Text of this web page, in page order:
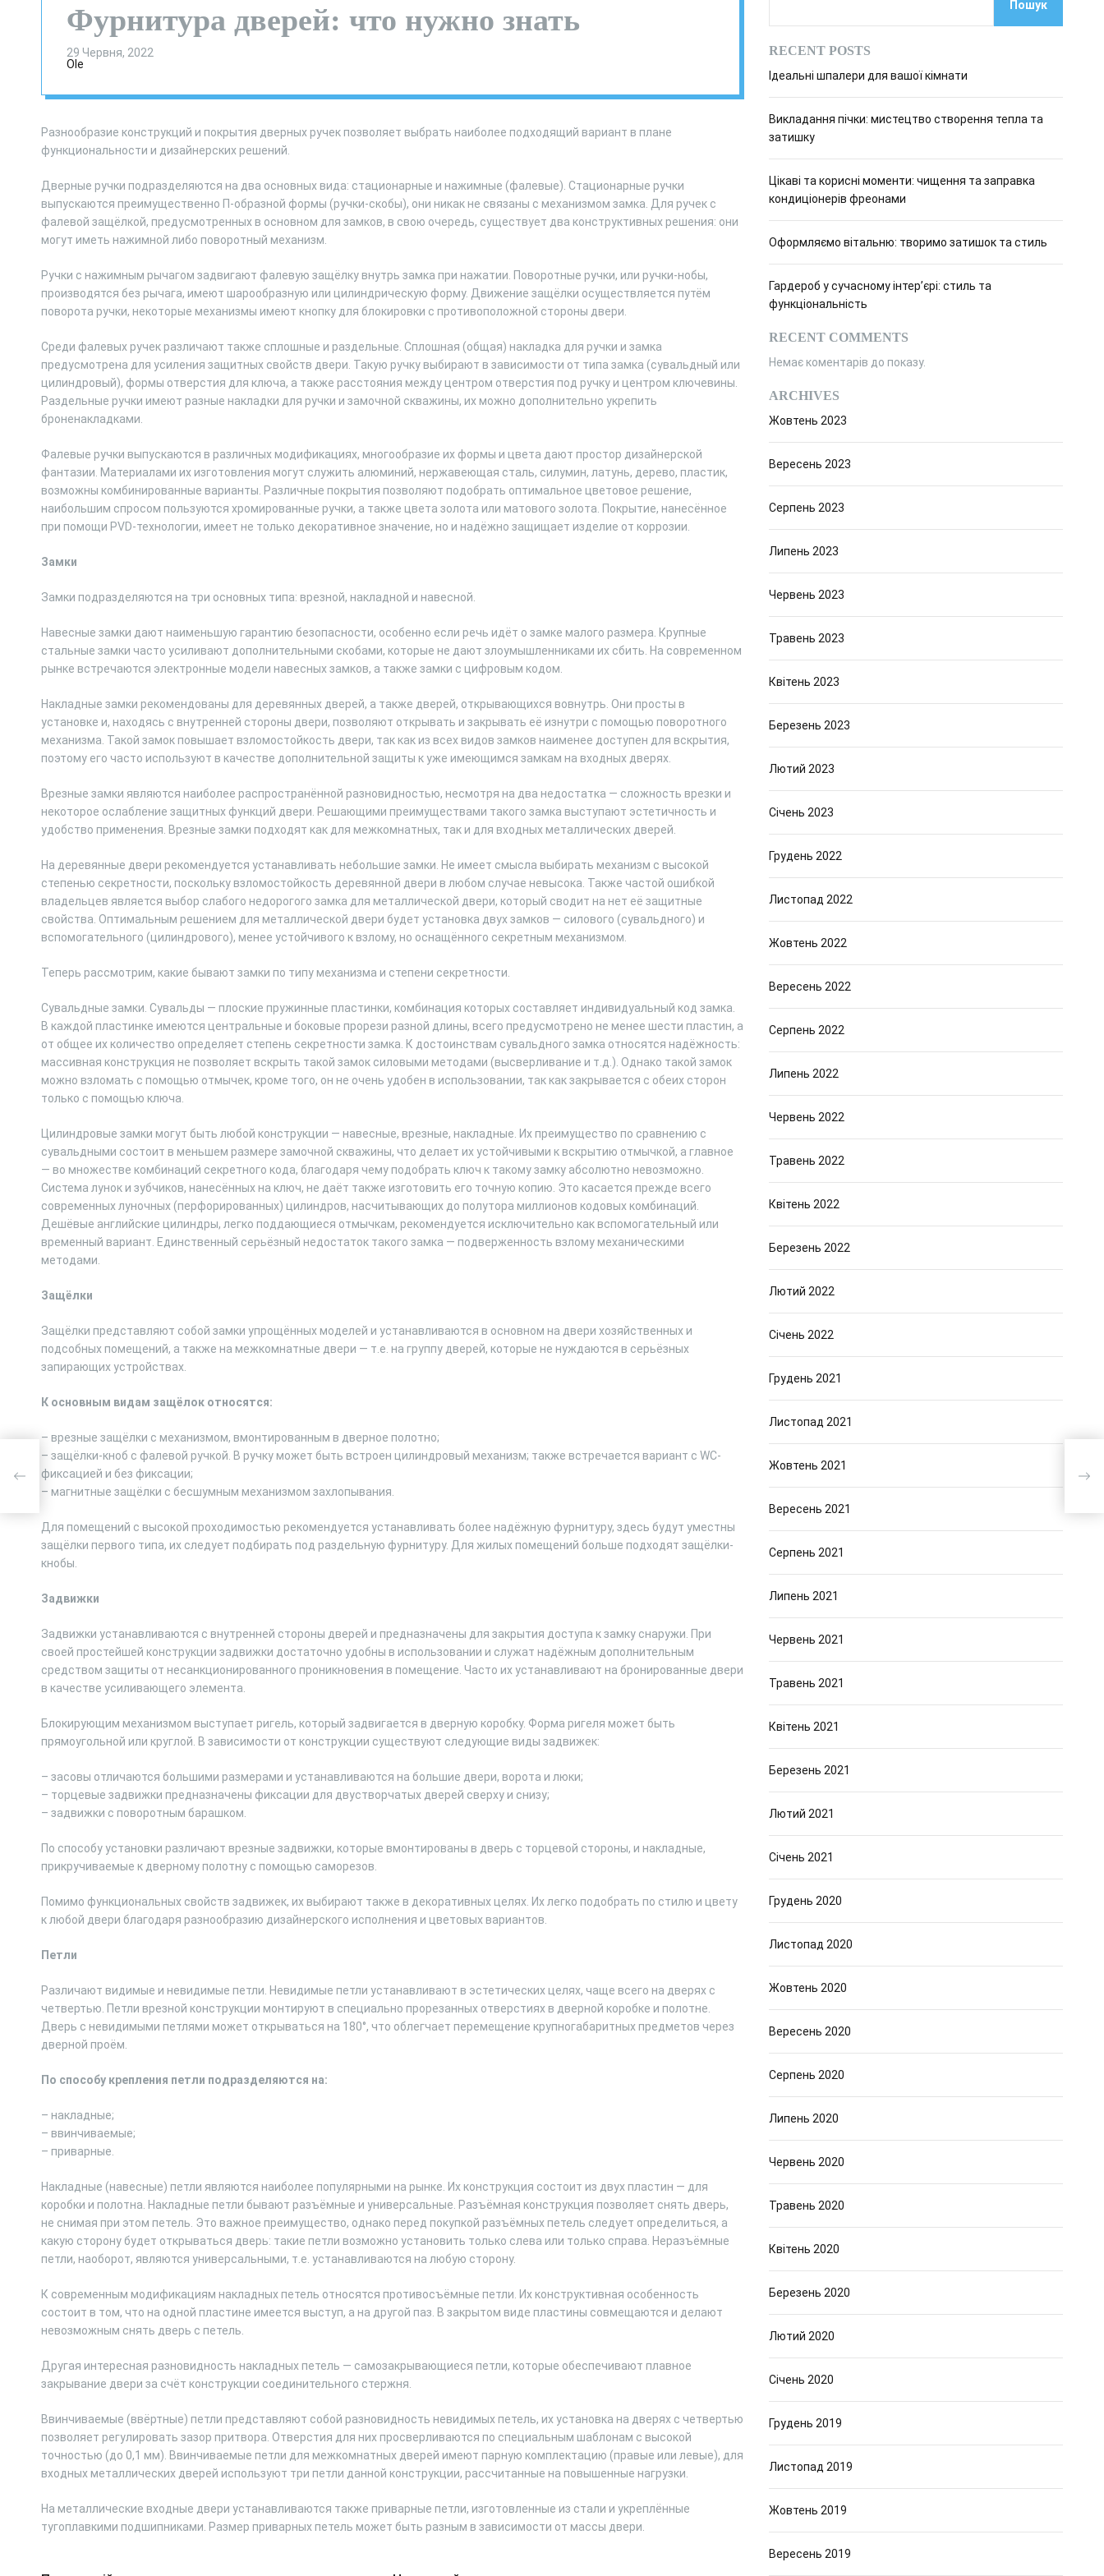
в
р
е
и
Фурнитура дверей: что нужно знать
29 Червня, 2022
Ole
Разнообразие конструкций и покрытия дверных ручек позволяет выбрать наиболее подходящий вариант в плане
функциональности и дизайнерских решений.
Дверные ручки подразделяются на два основных вида: стационарные и нажимные (фалевые). Стационарные ручки
выпускаются преимущественно П-образной формы (ручки-скобы), они никак не связаны с механизмом замка. Для ручек с
фалевой защёлкой, предусмотренных в основном для замков, в свою очередь, существует два конструктивных решения: они
могут иметь нажимной либо поворотный механизм.
Ручки с нажимным рычагом задвигают фалевую защёлку внутрь замка при нажатии. Поворотные ручки, или ручки-нобы,
производятся без рычага, имеют шарообразную или цилиндрическую форму. Движение защёлки осуществляется путём
поворота ручки, некоторые механизмы имеют кнопку для блокировки с противоположной стороны двери.
Среди фалевых ручек различают также сплошные и раздельные. Сплошная (общая) накладка для ручки и замка
предусмотрена для усиления защитных свойств двери. Такую ручку выбирают в зависимости от типа замка (сувальдный или
цилиндровый), формы отверстия для ключа, а также расстояния между центром отверстия под ручку и центром ключевины.
Раздельные ручки имеют разные накладки для ручки и замочной скважины, их можно дополнительно укрепить
броненакладками.
Фалевые ручки выпускаются в различных модификациях, многообразие их формы и цвета дают простор дизайнерской
фантазии. Материалами их изготовления могут служить алюминий, нержавеющая сталь, силумин, латунь, дерево, пластик,
возможны комбинированные варианты. Различные покрытия позволяют подобрать оптимальное цветовое решение,
наибольшим спросом пользуются хромированные ручки, а также цвета золота или матового золота. Покрытие, нанесённое
при помощи PVD-технологии, имеет не только декоративное значение, но и надёжно защищает изделие от коррозии.
Замки
Замки подразделяются на три основных типа: врезной, накладной и навесной.
Навесные замки дают наименьшую гарантию безопасности, особенно если речь идёт о замке малого размера. Крупные
стальные замки часто усиливают дополнительными скобами, которые не дают злоумышленниками их сбить. На современном
рынке встречаются электронные модели навесных замков, а также замки с цифровым кодом.
Накладные замки рекомендованы для деревянных дверей, а также дверей, открывающихся вовнутрь. Они просты в
установке и, находясь с внутренней стороны двери, позволяют открывать и закрывать её изнутри с помощью поворотного
механизма. Такой замок повышает взломостойкость двери, так как из всех видов замков наименее доступен для вскрытия,
поэтому его часто используют в качестве дополнительной защиты к уже имеющимся замкам на входных дверях.
Врезные замки являются наиболее распространённой разновидностью, несмотря на два недостатка — сложность врезки и
некоторое ослабление защитных функций двери. Решающими преимуществами такого замка выступают эстетичность и
удобство применения. Врезные замки подходят как для межкомнатных, так и для входных металлических дверей.
На деревянные двери рекомендуется устанавливать небольшие замки. Не имеет смысла выбирать механизм с высокой
степенью секретности, поскольку взломостойкость деревянной двери в любом случае невысока. Также частой ошибкой
владельцев является выбор слабого недорогого замка для металлической двери, который сводит на нет её защитные
свойства. Оптимальным решением для металлической двери будет установка двух замков — силового (сувальдного) и
вспомогательного (цилиндрового), менее устойчивого к взлому, но оснащённого секретным механизмом.
Теперь рассмотрим, какие бывают замки по типу механизма и степени секретности.
Сувальдные замки. Сувальды — плоские пружинные пластинки, комбинация которых составляет индивидуальный код замка.
В каждой пластинке имеются центральные и боковые прорези разной длины, всего предусмотрено не менее шести пластин, а
от общее их количество определяет степень секретности замка. К достоинствам сувальдного замка относятся надёжность:
массивная конструкция не позволяет вскрыть такой замок силовыми методами (высверливание и т.д.). Однако такой замок
можно взломать с помощью отмычек, кроме того, он не очень удобен в использовании, так как закрывается с обеих сторон
только с помощью ключа.
Цилиндровые замки могут быть любой конструкции — навесные, врезные, накладные. Их преимущество по сравнению с
сувальдными состоит в меньшем размере замочной скважины, что делает их устойчивыми к вскрытию отмычкой, а главное
— во множестве комбинаций секретного кода, благодаря чему подобрать ключ к такому замку абсолютно невозможно.
Система лунок и зубчиков, нанесённых на ключ, не даёт также изготовить его точную копию. Это касается прежде всего
современных луночных (перфорированных) цилиндров, насчитывающих до полутора миллионов кодовых комбинаций.
Дешёвые английские цилиндры, легко поддающиеся отмычкам, рекомендуется исключительно как вспомогательный или
временный вариант. Единственный серьёзный недостаток такого замка — подверженность взлому механическими
методами.
Защёлки
Защёлки представляют собой замки упрощённых моделей и устанавливаются в основном на двери хозяйственных и
подсобных помещений, а также на межкомнатные двери — т.е. на группу дверей, которые не нуждаются в серьёзных
запирающих устройствах.
К основным видам защёлок относятся:
– врезные защёлки с механизмом, вмонтированным в дверное полотно;
– защёлки-кноб с фалевой ручкой. В ручку может быть встроен цилиндровый механизм; также встречается вариант с WC-
фиксацией и без фиксации;
– магнитные защёлки с бесшумным механизмом захлопывания.
Для помещений с высокой проходимостью рекомендуется устанавливать более надёжную фурнитуру, здесь будут уместны
защёлки первого типа, их следует подбирать под раздельную фурнитуру. Для жилых помещений больше подходят защёлки-
кнобы.
Задвижки
Задвижки устанавливаются с внутренней стороны дверей и предназначены для закрытия доступа к замку снаружи. При
своей простейшей конструкции задвижки достаточно удобны в использовании и служат надёжным дополнительным
средством защиты от несанкционированного проникновения в помещение. Часто их устанавливают на бронированные двери
в качестве усиливающего элемента.
Блокирующим механизмом выступает ригель, который задвигается в дверную коробку. Форма ригеля может быть
прямоугольной или круглой. В зависимости от конструкции существуют следующие виды задвижек:
– засовы отличаются большими размерами и устанавливаются на большие двери, ворота и люки;
– торцевые задвижки предназначены фиксации для двустворчатых дверей сверху и снизу;
– задвижки с поворотным барашком.
По способу установки различают врезные задвижки, которые вмонтированы в дверь с торцевой стороны, и накладные,
прикручиваемые к дверному полотну с помощью саморезов.
Помимо функциональных свойств задвижек, их выбирают также в декоративных целях. Их легко подобрать по стилю и цвету
к любой двери благодаря разнообразию дизайнерского исполнения и цветовых вариантов.
Петли
Различают видимые и невидимые петли. Невидимые петли устанавливают в эстетических целях, чаще всего на дверях с
четвертью. Петли врезной конструкции монтируют в специально прорезанных отверстиях в дверной коробке и полотне.
Дверь с невидимыми петлями может открываться на 180°, что облегчает перемещение крупногабаритных предметов через
дверной проём.
По способу крепления петли подразделяются на:
– накладные;
– ввинчиваемые;
– приварные.
Накладные (навесные) петли являются наиболее популярными на рынке. Их конструкция состоит из двух пластин — для
коробки и полотна. Накладные петли бывают разъёмные и универсальные. Разъёмная конструкция позволяет снять дверь,
не снимая при этом петель. Это важное преимущество, однако перед покупкой разъёмных петель следует определиться, а
какую сторону будет открываться дверь: такие петли возможно установить только слева или только справа. Неразъёмные
петли, наоборот, являются универсальными, т.е. устанавливаются на любую сторону.
К современным модификациям накладных петель относятся противосъёмные петли. Их конструктивная особенность
состоит в том, что на одной пластине имеется выступ, а на другой паз. В закрытом виде пластины совмещаются и делают
невозможным снять дверь с петель.
Другая интересная разновидность накладных петель — самозакрывающиеся петли, которые обеспечивают плавное
закрывание двери за счёт конструкции соединительного стержня.
Ввинчиваемые (ввёртные) петли представляют собой разновидность невидимых петель, их установка на дверях с четвертью
позволяет регулировать зазор притвора. Отверстия для них просверливаются по специальным шаблонам с высокой
точностью (до 0,1 мм). Ввинчиваемые петли для межкомнатных дверей имеют парную комплектацию (правые или левые), для
входных металлических дверей используют три петли данной конструкции, рассчитанные на повышенные нагрузки.
На металлические входные двери устанавливаются также приварные петли, изготовленные из стали и укреплённые
тугоплавкими подшипниками. Размер приварных петель может быть разным в зависимости от массы двери.
Пошук
RECENT POSTS
Ідеальні шпалери для вашої кімнати
Викладання пічки: мистецтво створення тепла та
затишку
Цікаві та корисні моменти: чищення та заправка
кондиціонерів фреонами
Оформляємо вітальню: творимо затишок та стиль
Гардероб у сучасному інтер’єрі: стиль та
функціональність
RECENT COMMENTS
Немає коментарів до показу.
ARCHIVES
Жовтень 2023
Вересень 2023
Серпень 2023
Липень 2023
Червень 2023
Травень 2023
Квітень 2023
Березень 2023
Лютий 2023
Січень 2023
Грудень 2022
Листопад 2022
Жовтень 2022
Вересень 2022
Серпень 2022
Липень 2022
Червень 2022
Травень 2022
Квітень 2022
Березень 2022
Лютий 2022
Січень 2022
Грудень 2021
Листопад 2021
Жовтень 2021
Вересень 2021
Серпень 2021
Липень 2021
Червень 2021
Травень 2021
Квітень 2021
Березень 2021
Лютий 2021
Січень 2021
Грудень 2020
Листопад 2020
Жовтень 2020
Вересень 2020
Серпень 2020
Липень 2020
Червень 2020
Травень 2020
Квітень 2020
Березень 2020
Лютий 2020
Січень 2020
Грудень 2019
Листопад 2019
Жовтень 2019
Вересень 2019